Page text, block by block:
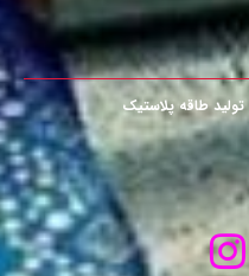
طاقه پلاستیک